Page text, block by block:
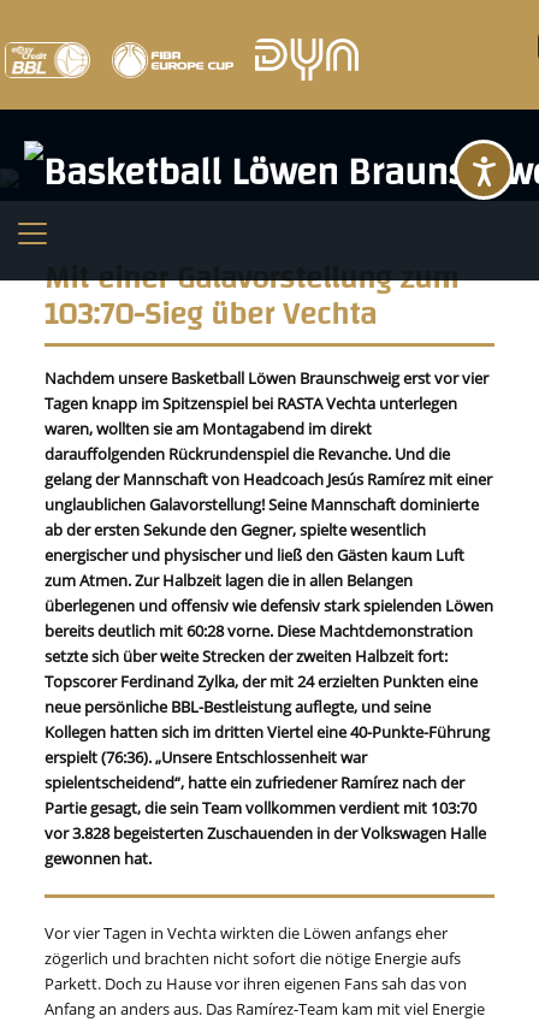
Mit einer Galavorstellung zum
103:70-Sieg über Vechta
Nachdem unsere Basketball Löwen Braunschweig erst vor vier
Tagen knapp im Spitzenspiel bei RASTA Vechta unterlegen
waren, wollten sie am Montagabend im direkt
darauffolgenden Rückrundenspiel die Revanche. Und die
gelang der Mannschaft von Headcoach Jesús Ramírez mit einer
unglaublichen Galavorstellung! Seine Mannschaft dominierte
ab der ersten Sekunde den Gegner, spielte wesentlich
energischer und physischer und ließ den Gästen kaum Luft
zum Atmen. Zur Halbzeit lagen die in allen Belangen
überlegenen und offensiv wie defensiv stark spielenden Löwen
bereits deutlich mit 60:28 vorne. Diese Machtdemonstration
setzte sich über weite Strecken der zweiten Halbzeit fort:
Topscorer Ferdinand Zylka, der mit 24 erzielten Punkten eine
neue persönliche BBL-Bestleistung auflegte, und seine
Kollegen hatten sich im dritten Viertel eine 40-Punkte-Führung
erspielt (76:36). „Unsere Entschlossenheit war
spielentscheidend“, hatte ein zufriedener Ramírez nach der
Partie gesagt, die sein Team vollkommen verdient mit 103:70
vor 3.828 begeisterten Zuschauenden in der Volkswagen Halle
gewonnen hat.
Vor vier Tagen in Vechta wirkten die Löwen anfangs eher
zögerlich und brachten nicht sofort die nötige Energie aufs
Parkett. Doch zu Hause vor ihren eigenen Fans sah das von
Anfang an anders aus. Das Ramírez-Team kam mit viel Energie